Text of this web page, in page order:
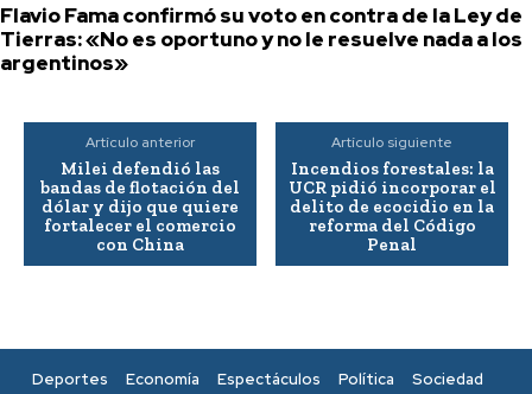
Flavio Fama confirmó su voto en contra de la Ley de
Tierras: «No es oportuno y no le resuelve nada a los
argentinos»
Artículo anterior
Milei defendió las
bandas de flotación del
dólar y dijo que quiere
fortalecer el comercio
con China
Artículo siguiente
Incendios forestales: la
UCR pidió incorporar el
delito de ecocidio en la
reforma del Código
Penal
Deportes Economía Espectáculos Política
Sociedad